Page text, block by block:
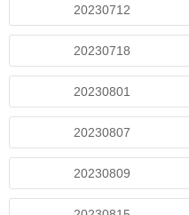
20230712
20230718
20230801
20230807
20230809